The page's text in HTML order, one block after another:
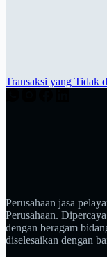
Transaksi yang Tidak
Perusahaan jasa
Perusahaan.
dengan beragam
diselesaikan dengan